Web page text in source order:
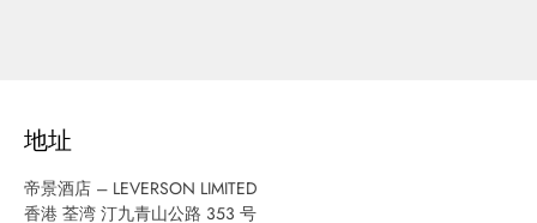
地址
帝景酒店 – LEVERSON LIMITED
香港 荃湾 汀九青山公路 353 号